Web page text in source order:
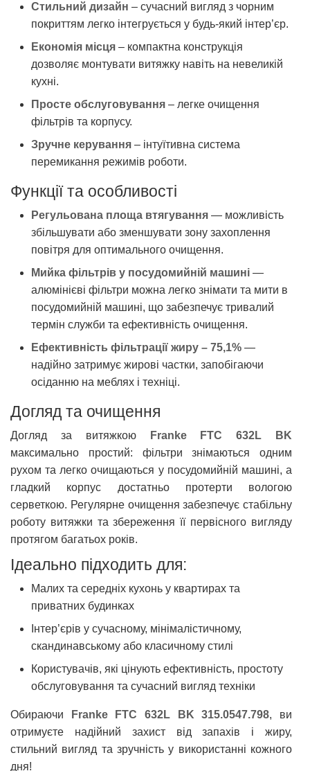
Стильний дизайн – сучасний вигляд з чорним
покриттям легко інтегрується у будь-який інтер’єр.
Економія місця – компактна конструкція
дозволяє монтувати витяжку навіть на невеликій
кухні.
Просте обслуговування – легке очищення
фільтрів та корпусу.
Зручне керування – інтуїтивна система
перемикання режимів роботи.
Функції та особливості
Регульована площа втягування — можливість
збільшувати або зменшувати зону захоплення
повітря для оптимального очищення.
Мийка фільтрів у посудомийній машині —
алюмінієві фільтри можна легко знімати та мити в
посудомийній машині, що забезпечує тривалий
термін служби та ефективність очищення.
Ефективність фільтрації жиру – 75,1% —
надійно затримує жирові частки, запобігаючи
осіданню на меблях і техніці.
Догляд та очищення
Догляд за витяжкою
Franke FTC 632L BK
максимально простий: фільтри знімаються одним
рухом та легко очищаються у посудомийній машині, а
гладкий корпус достатньо протерти вологою
серветкою. Регулярне очищення забезпечує стабільну
роботу витяжки та збереження її первісного вигляду
протягом багатьох років.
Ідеально підходить для:
Малих та середніх кухонь у квартирах та
приватних будинках
Інтер’єрів у сучасному, мінімалістичному,
скандинавському або класичному стилі
Користувачів, які цінують ефективність, простоту
обслуговування та сучасний вигляд техніки
Обираючи Franke FTC 632L BK 315.0547.798, ви
отримуєте надійний захист від запахів і жиру,
стильний вигляд та зручність у використанні кожного
дня!